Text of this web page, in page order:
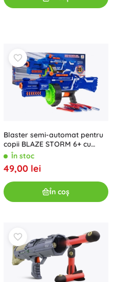
Blaster semi-automat pentru
copii BLAZE STORM 6+ cu
încărcător tip tambur și 20 de
săgeți din spumă
În stoc
49,00 lei
În coș